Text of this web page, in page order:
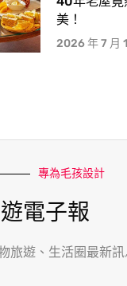
美！
2026 年 7 月
專為毛孩設計
電子報
旅遊、生活圈最新訊